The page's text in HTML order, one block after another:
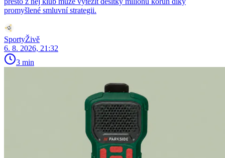
promyšlené smluvní strategii.
SportyŽivě
6. 8. 2026, 21:32
3 min